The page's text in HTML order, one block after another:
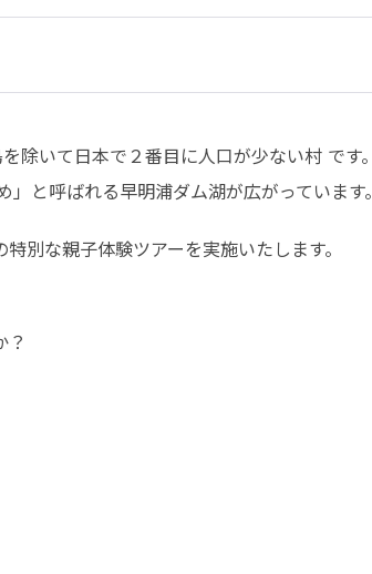
いて日本で２番目に人口が少ない村 です。
と呼ばれる早明浦ダム湖が広がっています。
別な親子体験ツアーを実施いたします。
？